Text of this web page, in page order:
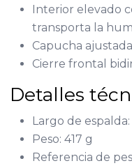
Interior elevado
transporta la
Capucha ajustada
Cierre frontal
Detalles
Largo de espalda:
Peso: 417 g
Referencia de